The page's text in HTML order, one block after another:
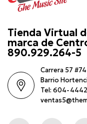
Tienda Virtual
marca de
890.929.264-5
Carrera 57
Barrio
Tel: 604-